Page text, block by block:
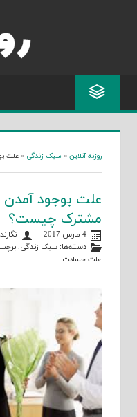
روزنه آنلاین » سبک زندگی » علت
علت بوجود
مشترک چیست؟
4 مارس 2017
دسته‌ها:سبک زندگی.
علت حسادت.